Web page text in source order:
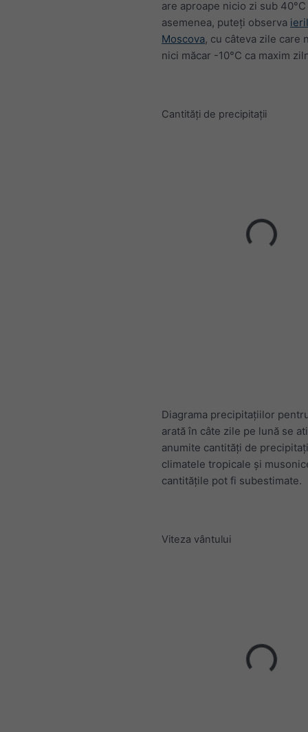
are aproape nicio zi sub
asemenea, puteți observa
Moscova, cu câteva zile care
nici măcar -10°C ca maxim
Cantități de precipitații
Diagrama precipitațiilor
arată în câte zile pe lună se
anumite cantități de
climatele tropicale și
cantitățile pot fi subestimate.
Viteza vântului